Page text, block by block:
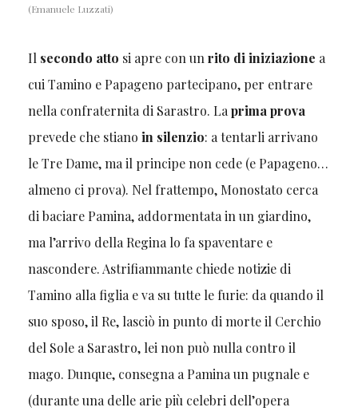
(Emanuele Luzzati)
Il secondo atto si apre con un rito di iniziazione a
cui Tamino e Papageno partecipano, per entrare
nella confraternita di Sarastro. La prima prova
prevede che stiano in silenzio: a tentarli arrivano
le Tre Dame, ma il principe non cede (e Papageno…
almeno ci prova). Nel frattempo, Monostato cerca
di baciare Pamina, addormentata in un giardino,
ma l’arrivo della Regina lo fa spaventare e
nascondere. Astrifiammante chiede notizie di
Tamino alla figlia e va su tutte le furie: da quando il
suo sposo, il Re, lasciò in punto di morte il Cerchio
del Sole a Sarastro, lei non può nulla contro il
mago. Dunque, consegna a Pamina un pugnale e
(durante una delle arie più celebri dell’opera